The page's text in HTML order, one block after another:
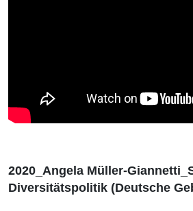
2020_Angela Müller-
Diversitätspolitik (Deutsche